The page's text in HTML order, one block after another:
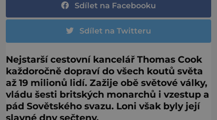
Sdílet na Facebooku
Sdílet na Twitteru
Nejstarší cestovní kancelář Thomas Cook
každoročně dopraví do všech koutů světa
až 19 milionů lidí. Zažije obě světové války,
vládu šesti britských monarchů i vzestup a
pád Sovětského svazu. Loni však byly její
slavné dny sečteny.